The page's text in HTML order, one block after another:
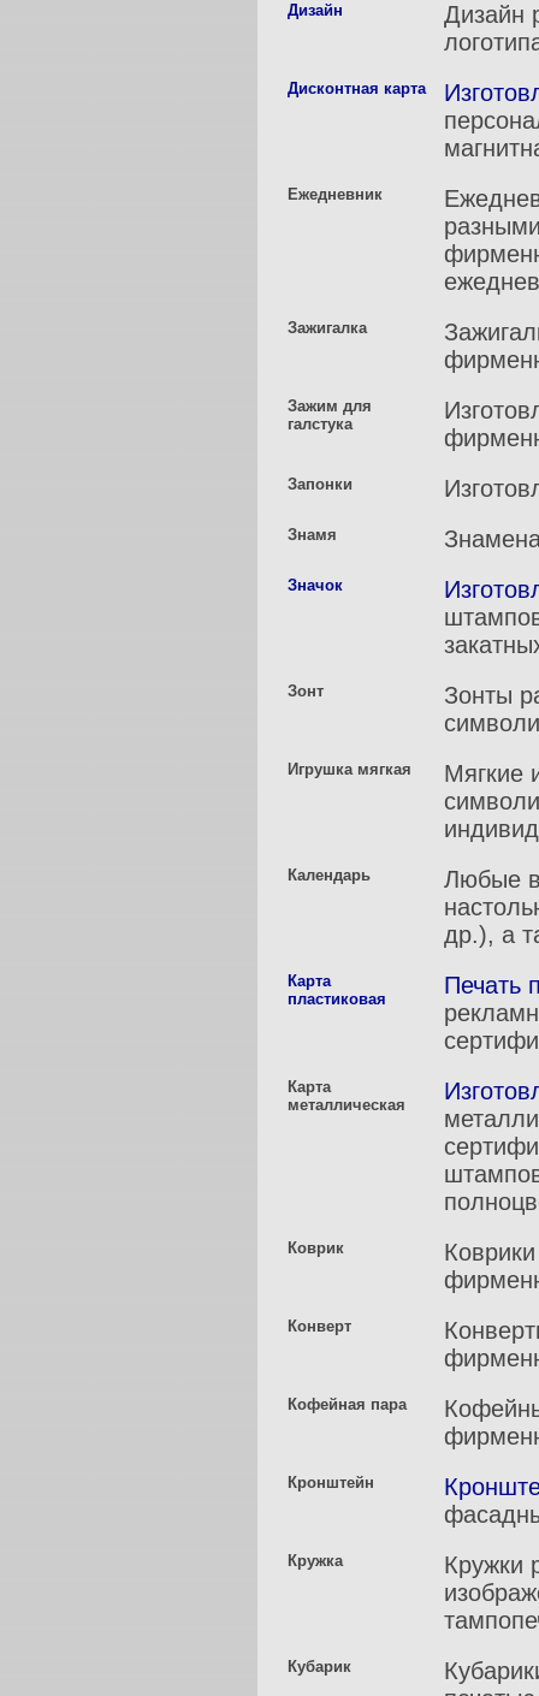
Дизайн
Дизайн
Дисконтная карта
Ежедневник
Зажигалка
Зажим для
галстука
Запонки
Знамя
Значок
Зонт
Зонты
Игрушка мягкая
Мягкие
Календарь
Любые
др.), а
Карта
пластиковая
Печать
Карта
металлическая
Коврик
Конверт
Кофейная пара
Кронштейн
Кружка
Кружки
Кубарик